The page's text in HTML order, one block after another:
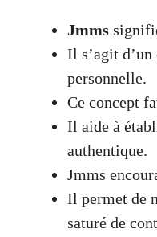
Jmms
Il s’agit
personnelle.
Ce concept
Il aide à
authentique.
Jmms
Il permet de
saturé de